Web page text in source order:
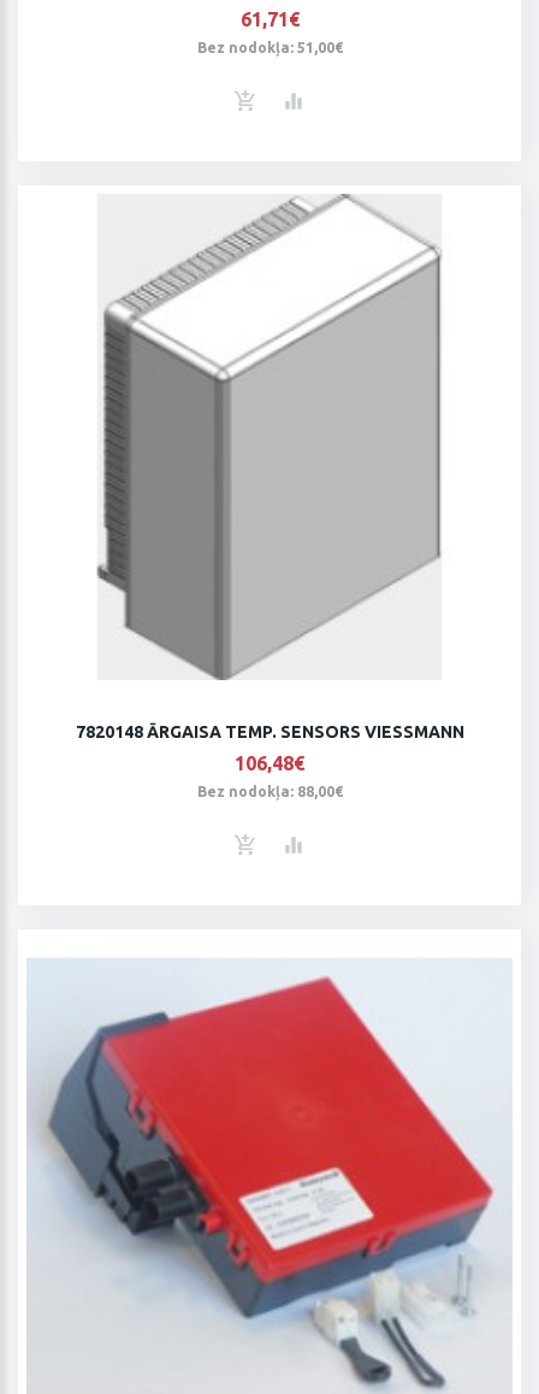
61,71€
Bez nodokļa: 51,00€
7820148 ĀRGAISA TEMP. SENSORS VIESSMANN
106,48€
Bez nodokļa: 88,00€